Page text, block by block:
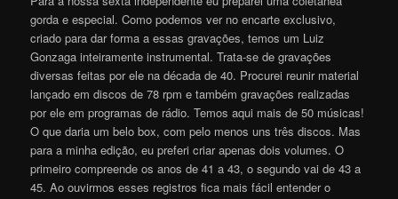
gorda e especial. Como podemos ver no encarte exclusivo,
criado para dar forma a essas gravações, temos um Luiz
Gonzaga inteiramente instrumental. Trata-se de gravações
diversas feitas por ele na década de 40. Procurei reunir material
lançado em discos de 78 rpm e também gravações realizadas
por ele em programas de rádio. Temos aqui mais de 50 músicas!
O que daria um belo box, com pelo menos uns três discos. Mas
para a minha edição, eu preferi criar apenas dois volumes. O
primeiro compreende os anos de 41 a 43, o segundo vai de 43 a
45. Ao ouvirmos esses registros fica mais fácil entender o